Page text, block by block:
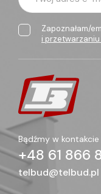
Zapoznałam/
i
Bądźmy w kontakcie
+48 61 866
telbud@telbud.pl